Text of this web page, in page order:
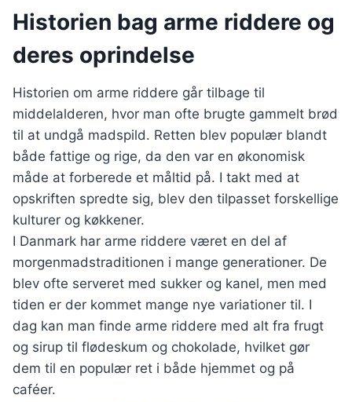
Historien bag arme riddere og
deres oprindelse
Historien om arme riddere går tilbage til
middelalderen, hvor man ofte brugte gammelt brød
til at undgå madspild. Retten blev populær blandt
både fattige og rige, da den var en økonomisk
måde at forberede et måltid på. I takt med at
opskriften spredte sig, blev den tilpasset forskellige
kulturer og køkkener.
I Danmark har arme riddere været en del af
morgenmadstraditionen i mange generationer. De
blev ofte serveret med sukker og kanel, men med
tiden er der kommet mange nye variationer til. I
dag kan man finde arme riddere med alt fra frugt
og sirup til flødeskum og chokolade, hvilket gør
dem til en populær ret i både hjemmet og på
caféer.